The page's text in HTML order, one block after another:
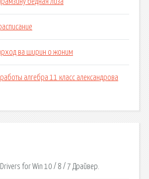
бедная лиза
ва ширин о жоним
алгебра 11 класс александрова
Drivers for Win 10 / 8 / 7 Драйвер.